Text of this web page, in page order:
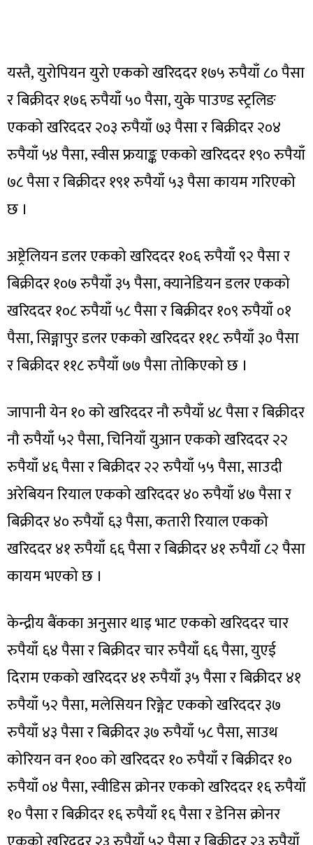
यस्तै, युरोपियन युरो एकको खरिददर १७५ रुपैयाँ ८० पैसा
र बिक्रीदर १७६ रुपैयाँ ५० पैसा, युके पाउण्ड स्ट्रलिङ
एकको खरिददर २०३ रुपैयाँ ७३ पैसा र बिक्रीदर २०४
रुपैयाँ ५४ पैसा, स्वीस फ्रयाङ्क एकको खरिददर १९० रुपैयाँ
७८ पैसा र बिक्रीदर १९१ रुपैयाँ ५३ पैसा कायम गरिएको
छ ।
अष्ट्रेलियन डलर एकको खरिददर १०६ रुपैयाँ ९२ पैसा र
बिक्रीदर १०७ रुपैयाँ ३५ पैसा, क्यानेडियन डलर एकको
खरिददर १०८ रुपैयाँ ५८ पैसा र बिक्रीदर १०९ रुपैयाँ ०१
पैसा, सिङ्गापुर डलर एकको खरिददर ११८ रुपैयाँ ३० पैसा
र बिक्रीदर ११८ रुपैयाँ ७७ पैसा तोकिएको छ ।
जापानी येन १० को खरिददर नौ रुपैयाँ ४८ पैसा र बिक्रीदर
नौ रुपैयाँ ५२ पैसा, चिनियाँ युआन एकको खरिददर २२
रुपैयाँ ४६ पैसा र बिक्रीदर २२ रुपैयाँ ५५ पैसा, साउदी
अरेबियन रियाल एकको खरिददर ४० रुपैयाँ ४७ पैसा र
बिक्रीदर ४० रुपैयाँ ६३ पैसा, कतारी रियाल एकको
खरिददर ४१ रुपैयाँ ६६ पैसा र बिक्रीदर ४१ रुपैयाँ ८२ पैसा
कायम भएको छ ।
केन्द्रीय बैंकका अनुसार थाइ भाट एकको खरिददर चार
रुपैयाँ ६४ पैसा र बिक्रीदर चार रुपैयाँ ६६ पैसा, युएई
दिराम एकको खरिददर ४१ रुपैयाँ ३५ पैसा र बिक्रीदर ४१
रुपैयाँ ५२ पैसा, मलेसियन रिङ्गेट एकको खरिददर ३७
रुपैयाँ ४३ पैसा र बिक्रीदर ३७ रुपैयाँ ५८ पैसा, साउथ
कोरियन वन १०० को खरिददर १० रुपैयाँ र बिक्रीदर १०
रुपैयाँ ०४ पैसा, स्वीडिस क्रोनर एकको खरिददर १६ रुपैयाँ
१० पैसा र बिक्रीदर १६ रुपैयाँ १६ पैसा र डेनिस क्रोनर